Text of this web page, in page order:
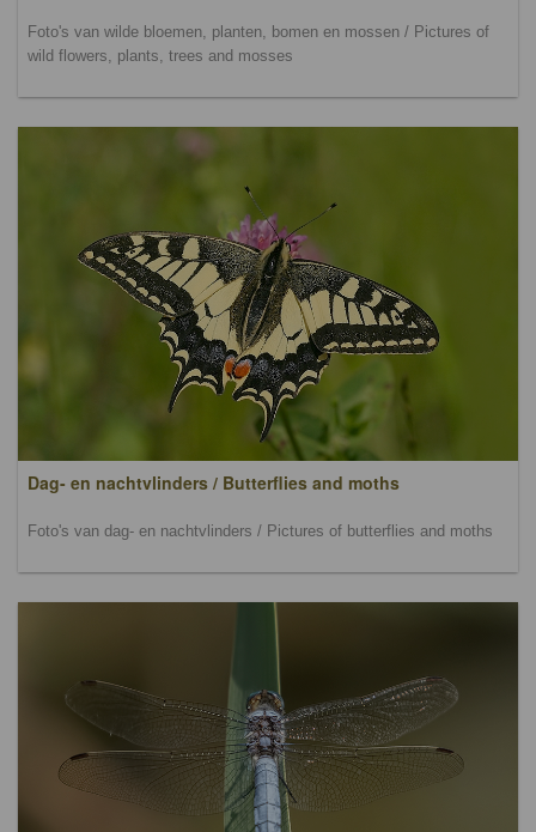
Foto's van wilde bloemen, planten, bomen en mossen / Pictures of
wild flowers, plants, trees and mosses
Dag- en nachtvlinders / Butterflies and moths
Foto's van dag- en nachtvlinders / Pictures of butterflies and moths